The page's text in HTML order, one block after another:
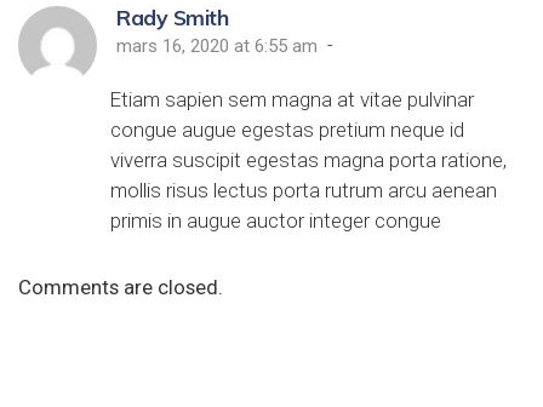
Rady Smith
mars 16, 2020 at 6:55 am -
Etiam sapien sem magna at vitae pulvinar
congue augue egestas pretium neque id
viverra suscipit egestas magna porta ratione,
mollis risus lectus porta rutrum arcu aenean
primis in augue auctor integer congue
Comments are closed.